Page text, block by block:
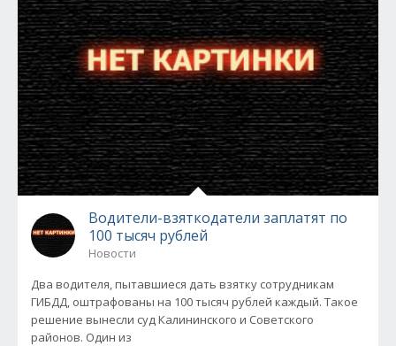
Водители-взяткодатели заплатят по
100 тысяч рублей
Новости
Два водителя, пытавшиеся дать взятку сотрудникам
ГИБДД, оштрафованы на 100 тысяч рублей каждый. Такое
решение вынесли суд Калининского и Советского
районов. Один из